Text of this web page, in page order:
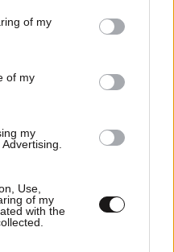
You may click to
its third-party tags to
purposes in below Google
of my
of my
my
Use,
of my
with the